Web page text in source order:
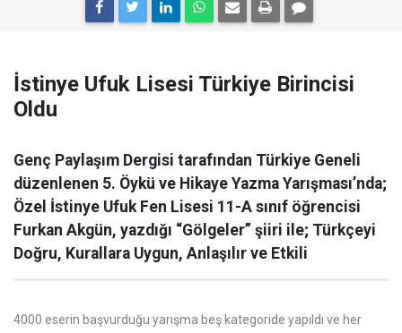
İstinye Ufuk Lisesi Türkiye Birincisi
Oldu
Genç Paylaşım Dergisi tarafından Türkiye Geneli
düzenlenen 5. Öykü ve Hikaye Yazma Yarışması’nda;
Özel İstinye Ufuk Fen Lisesi 11-A sınıf öğrencisi
Furkan Akgün, yazdığı “Gölgeler” şiiri ile; Türkçeyi
Doğru, Kurallara Uygun, Anlaşılır ve Etkili
4000 eserin başvurduğu yarışma beş kategoride yapıldı ve her